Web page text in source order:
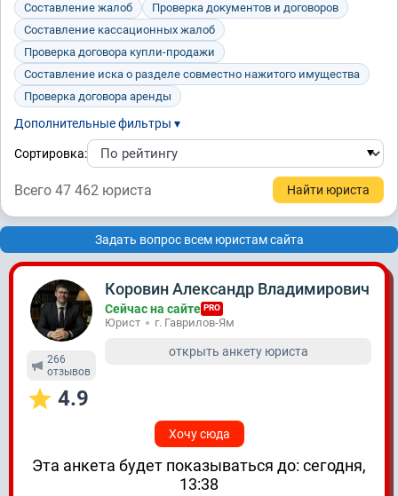
Составление жалоб
Проверка документов и договоров
Составление кассационных жалоб
Проверка договора купли-продажи
Составление иска о разделе совместно нажитого имущества
Проверка договора аренды
Дополнительные фильтры ▾
Сортировка:
Всего 47 462 юристa
Задать вопрос всем юристам сайта
266
отзывов
4.9
Коровин Александр Владимирович
Сейчас на сайте PRO
Юрист г. Гаврилов-Ям
открыть анкету юриста
Хочу сюда
Эта анкета будет показываться до: сегодня,
13:38